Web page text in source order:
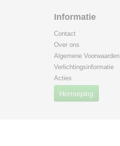
Informatie
Contact
Over ons
Algemene Voorwaarden
Verlichtingsinformatie
Acties
Herroeping